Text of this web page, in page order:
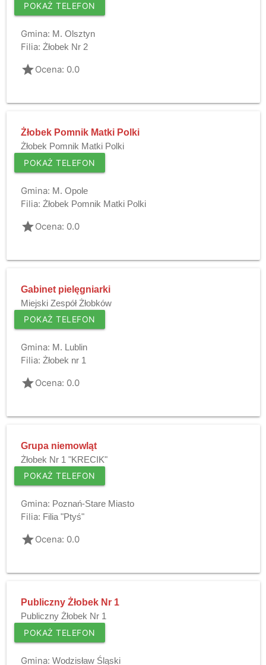
POKAŻ TELEFON
Gmina: M. Olsztyn
Filia: Żłobek Nr 2
gradeOcena: 0.0
Żłobek Pomnik Matki Polki
Żłobek Pomnik Matki Polki
POKAŻ TELEFON
Gmina: M. Opole
Filia: Żłobek Pomnik Matki Polki
gradeOcena: 0.0
Gabinet pielęgniarki
Miejski Zespół Żłobków
POKAŻ TELEFON
Gmina: M. Lublin
Filia: Żłobek nr 1
gradeOcena: 0.0
Grupa niemowląt
Żłobek Nr 1 "KRECIK"
POKAŻ TELEFON
Gmina: Poznań-Stare Miasto
Filia: Filia "Ptyś"
gradeOcena: 0.0
Publiczny Żłobek Nr 1
Publiczny Żłobek Nr 1
POKAŻ TELEFON
Gmina: Wodzisław Śląski